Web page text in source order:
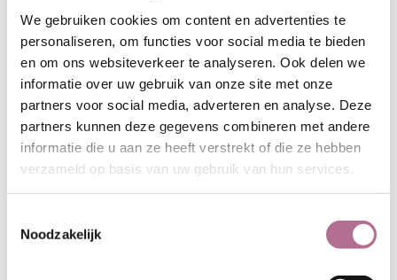
We gebruiken cookies om content en advertenties te
personaliseren, om functies voor social media te bieden
en om ons websiteverkeer te analyseren. Ook delen we
informatie over uw gebruik van onze site met onze
partners voor social media, adverteren en analyse. Deze
partners kunnen deze gegevens combineren met andere
informatie die u aan ze heeft verstrekt of die ze hebben
verzameld op basis van uw gebruik van hun services.
Noodzakelijk
Aluin, ook wel bekend als
kaliumaluminiumsulfaat, heeft
unieke eigenschappen die het tot
een uitstekende beitsstof maken.
Naast het binden van kleurstoffen
aan de stof, kan aluin ook de kleur
van de verf sturen. Dit betekent
dat je met aluin als beitsstof de
mogelijkheid hebt om de
te passen, van lichtere tinten tot